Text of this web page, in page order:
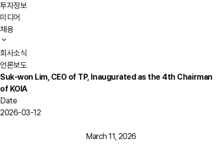
투자정보
미디어
채용
회사소식
언론보도
Suk-won Lim, CEO of TP, Inaugurated as the 4th Chairman
of KOIA
Date
2026-03-12
March 11, 2026